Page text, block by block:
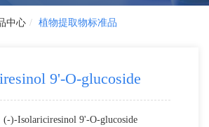
中心 植物提取物标准品
9'-O-glucoside
(-)-Isolariciresinol 9'-O-glucoside